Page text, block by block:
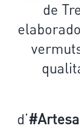
de
d’